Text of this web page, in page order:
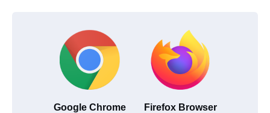
Google Chrome Firefox Browser